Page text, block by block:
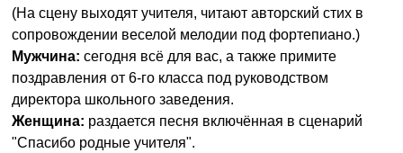
(На сцену выходят учителя, читают авторский стих в
сопровождении веселой мелодии под фортепиано.)
Мужчина: сегодня всё для вас, а также примите
поздравления от 6-го класса под руководством
директора школьного заведения.
Женщина: раздается песня включённая в сценарий
"Спасибо родные учителя".